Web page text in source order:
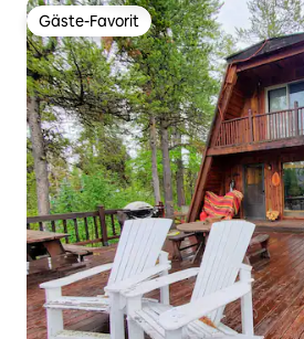
Gäste-Favorit
Gäste-Favorit